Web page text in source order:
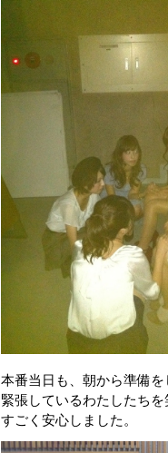
本番当日も、朝から準備
緊張しているわたしたち
すごく安心しました。